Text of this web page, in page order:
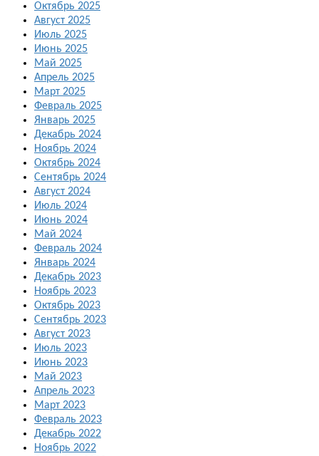
Октябрь 2025
Август 2025
Июль 2025
Июнь 2025
Май 2025
Апрель 2025
Март 2025
Февраль 2025
Январь 2025
Декабрь 2024
Ноябрь 2024
Октябрь 2024
Сентябрь 2024
Август 2024
Июль 2024
Июнь 2024
Май 2024
Февраль 2024
Январь 2024
Декабрь 2023
Ноябрь 2023
Октябрь 2023
Сентябрь 2023
Август 2023
Июль 2023
Июнь 2023
Май 2023
Апрель 2023
Март 2023
Февраль 2023
Декабрь 2022
Ноябрь 2022